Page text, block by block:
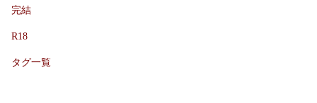
完結
R18
タグ一覧